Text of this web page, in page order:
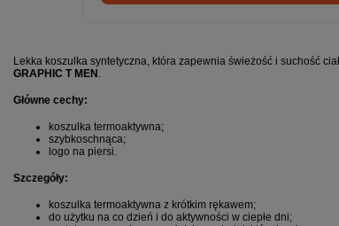
Lekka koszulka syntetyczna, która zapewnia świeżość i suchość
GRAPHIC T MEN .
Główne cechy:
koszulka termoaktywna;
szybkoschnąca;
logo na piersi.
Szczegóły:
koszulka termoaktywna z krótkim rękawem;
do użytku na co dzień i do aktywności w ciepłe dni;